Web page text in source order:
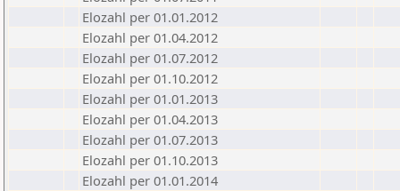
Elozahl per 01.01.2012
Elozahl per 01.04.2012
Elozahl per 01.07.2012
Elozahl per 01.10.2012
Elozahl per 01.01.2013
Elozahl per 01.04.2013
Elozahl per 01.07.2013
Elozahl per 01.10.2013
Elozahl per 01.01.2014